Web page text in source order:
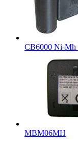
CB6000 Ni-Mh
MBM06MH